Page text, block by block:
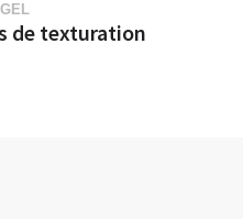
de texturation